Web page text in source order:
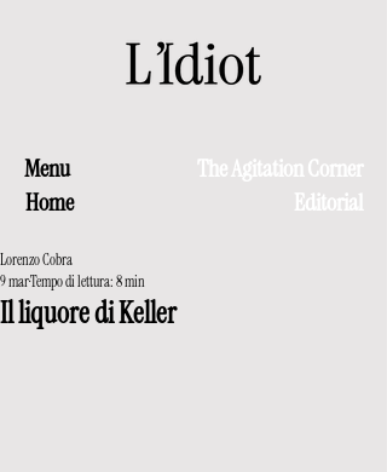
Menu
The Agitation Corner
Home
Editorial
Il liquore di Keller
Lorenzo Cobra
9 marTempo di lettura: 8 min